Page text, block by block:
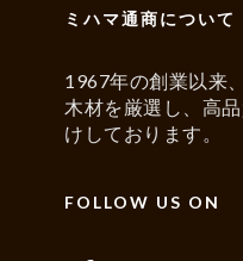
ミハマ通商について
1967年の創業以来
木材を厳選し、高
けしております。
FOLLOW US ON